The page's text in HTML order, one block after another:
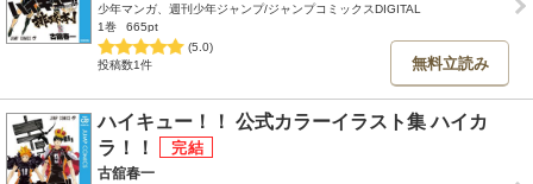
少年マンガ、週刊少年ジャンプ/ジャンプコミックスDIGITAL
1巻
665pt
(5.0)
投稿数1件
無料立読み
ハイキュー！！ 公式カラーイラスト集 ハイカ
ラ！！
古舘春一